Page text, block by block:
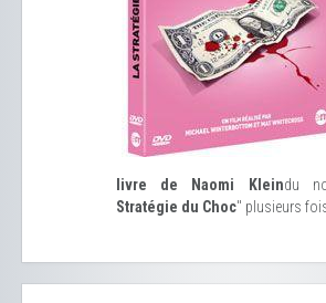
livre de Naomi Kleindu
Stratégie du Choc" plusieurs